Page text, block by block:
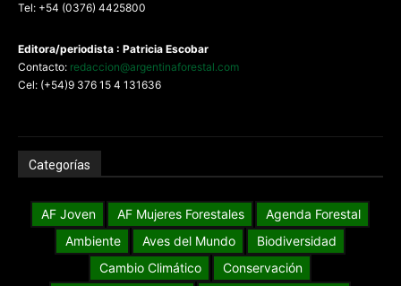
Tel: +54 (0376) 4425800
Editora/periodista : Patricia Escobar
Contacto: redaccion@argentinaforestal.com
Cel: (+54)9 376 15 4 131636
Categorías
AF Joven AF Mujeres Forestales
Agenda Forestal
Ambiente
Aves del Mundo
Biodiversidad
Cambio Climático
Conservación